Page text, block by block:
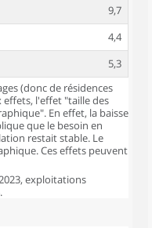
9,7
4,4
5,3
(donc de résidences
effets, l'effet "taille des
En effet, la baisse
que le besoin en
restait stable. Le
Ces effets peuvent
exploitations